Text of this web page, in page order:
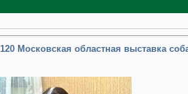
120 Московская областная выставка